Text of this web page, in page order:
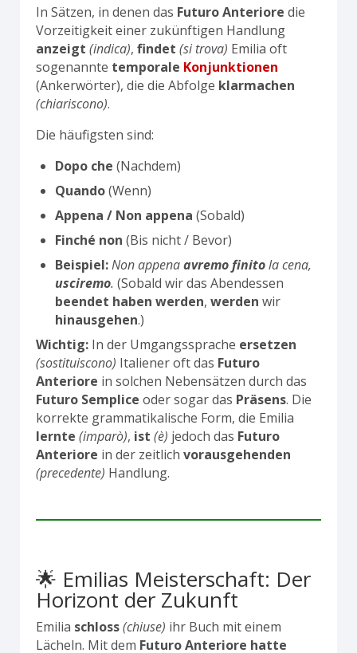
In Sätzen, in denen das Futuro Anteriore die
Vorzeitigkeit einer zukünftigen Handlung
anzeigt (indica), findet (si trova) Emilia oft
sogenannte temporale Konjunktionen
(Ankerwörter), die die Abfolge klarmachen
(chiariscono).
Die häufigsten sind:
Dopo che (Nachdem)
Quando(Wenn)
Appena / Non appena (Sobald)
Finché non (Bis nicht / Bevor)
Beispiel:Non appenaavremo finitola cena,
usciremo. (Sobald wir das Abendessen
beendet haben werden, werden wir
hinausgehen.)
Wichtig: In der Umgangssprache ersetzen
(sostituiscono) Italiener oft das Futuro
Anteriore in solchen Nebensätzen durch das
Futuro Semplice oder sogar das Präsens. Die
korrekte grammatikalische Form, die Emilia
lernte (imparò), ist (è) jedoch das Futuro
Anteriore in der zeitlich vorausgehenden
(precedente) Handlung.
🌟 Emilias Meisterschaft: Der
Horizont der Zukunft
Emilia schloss(chiuse) ihr Buch mit einem
Lächeln. Mit dem Futuro Anteriore hatte